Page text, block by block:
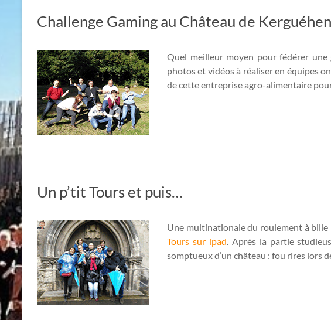
Challenge Gaming au Château de
Quel meilleur moyen pour fédérer une
photos et vidéos à réaliser en équipes
de cette entreprise agro-alimentaire
Un p’tit Tours et puis…
Une multinationale du roulement à bille
Tours sur ipad. Après la partie
somptueux d’un château : fou rires lors